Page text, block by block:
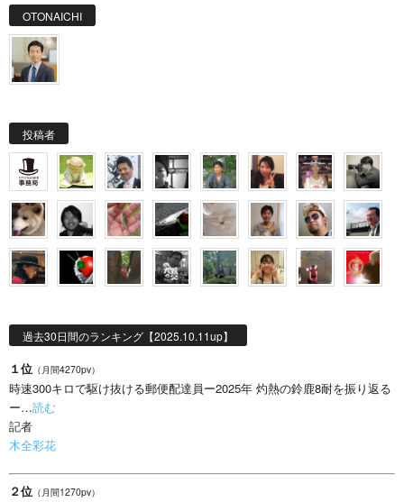
OTONAICHI
投稿者
過去30日間のランキング【2025.10.11up】
１位 （月間4270pv）
時速300キロで駆け抜ける郵便配達員ー2025年 灼熱の鈴鹿8耐を振り返る
ー…読む
記者
木全彩花
２位 （月間1270pv）